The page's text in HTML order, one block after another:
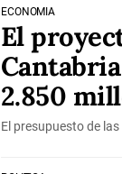
ECONOMÍA
El
2.850
El presupuesto de